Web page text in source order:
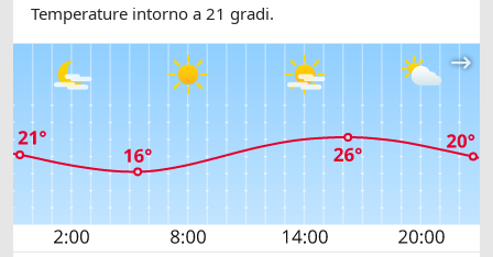
Temperature intorno a 21 gradi.